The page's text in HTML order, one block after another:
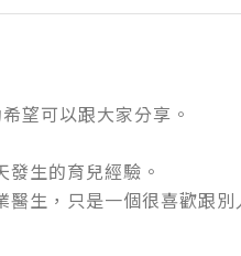
望可以跟大家分享。
生的育兒經驗。
生，只是一個很喜歡跟別